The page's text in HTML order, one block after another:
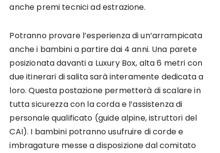
anche premi tecnici ad estrazione.
Potranno provare l’esperienza di un’arrampicata
anche i bambini a partire dai 4 anni. Una parete
posizionata davanti a Luxury Box, alta 6 metri con
due itinerari di salita sarà interamente dedicata a
loro. Questa postazione permetterà di scalare in
tutta sicurezza con la corda e l’assistenza di
personale qualificato (guide alpine, istruttori del
CAI). I bambini potranno usufruire di corde e
imbragature messe a disposizione dal comitato